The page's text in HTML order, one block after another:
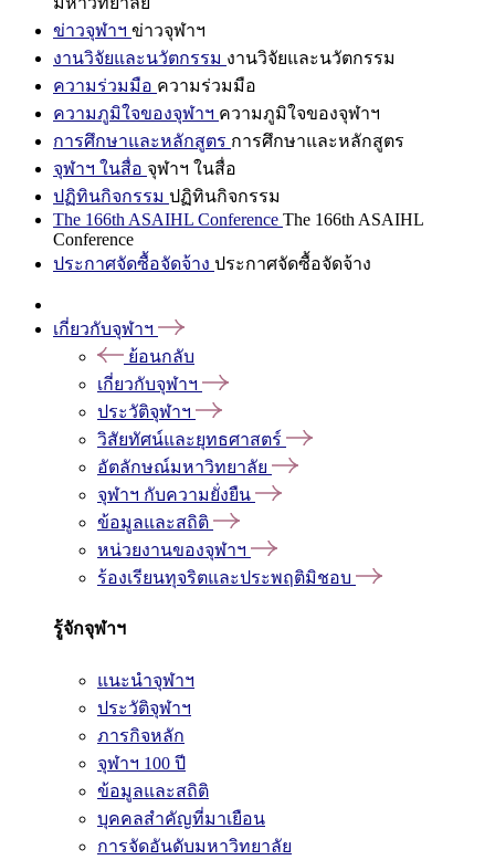
ข่าวจุฬาฯ ข่าวจุฬาฯ
งานวิจัยและนวัตกรรม งานวิจัยและนวัตกรรม
ความร่วมมือ ความร่วมมือ
ความภูมิใจของจุฬาฯ ความภูมิใจของจุฬาฯ
การศึกษาและหลักสูตร การศึกษาและหลักสูตร
จุฬาฯ ในสื่อ จุฬาฯ ในสื่อ
ปฏิทินกิจกรรม ปฏิทินกิจกรรม
The 166th ASAIHL Conference The 166th ASAIHL
Conference
ประกาศจัดซื้อจัดจ้าง ประกาศจัดซื้อจัดจ้าง
เกี่ยวกับจุฬาฯ
ย้อนกลับ
เกี่ยวกับจุฬาฯ
ประวัติจุฬาฯ
วิสัยทัศน์และยุทธศาสตร์
อัตลักษณ์มหาวิทยาลัย
จุฬาฯ กับความยั่งยืน
ข้อมูลและสถิติ
หน่วยงานของจุฬาฯ
ร้องเรียนทุจริตและประพฤติมิชอบ
รู้จักจุฬาฯ
แนะนำจุฬาฯ
ประวัติจุฬาฯ
ภารกิจหลัก
จุฬาฯ 100 ปี
ข้อมูลและสถิติ
บุคคลสำคัญที่มาเยือน
การจัดอันดับมหาวิทยาลัย